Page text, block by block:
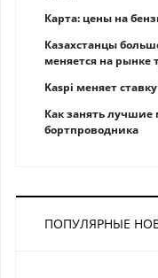
Карта: цены на
Казахстанцы
меняется на рынке
Kaspi меняет
Как занять лучшие
бортпроводника
ПОПУЛЯРНЫЕ